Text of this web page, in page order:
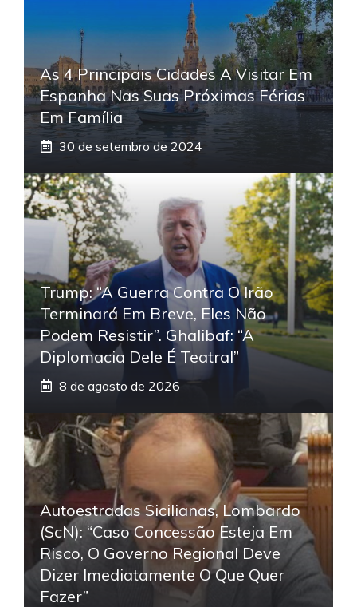
As 4 Principais Cidades A Visitar Em
Espanha Nas Suas Próximas Férias
Em Família
30 de setembro de 2024
Trump: “A Guerra Contra O Irão
Terminará Em Breve, Eles Não
Podem Resistir”. Ghalibaf: “A
Diplomacia Dele É Teatral”
8 de agosto de 2026
Autoestradas Sicilianas, Lombardo
(ScN): “Caso Concessão Esteja Em
Risco, O Governo Regional Deve
Dizer Imediatamente O Que Quer
Fazer”